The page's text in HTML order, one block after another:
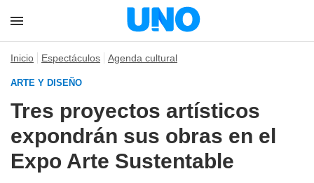
Inicio Espectáculos Agenda cultural
ARTE Y DISEÑO
Tres proyectos artísticos
expondrán sus obras en el
Expo Arte Sustentable